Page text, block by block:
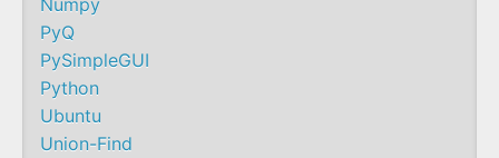
PyQ
PySimpleGUI
Python
Ubuntu
Union-Find